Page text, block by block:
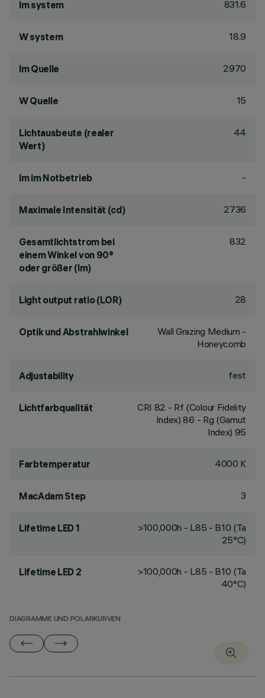
lm system 831.6
W system 18.9
lm Quelle 2970
W Quelle 15
Lichtausbeute (realer
Wert)
44
lm im Notbetrieb -
Maximale Intensität (cd) 2736
Gesamtlichtstrom bei
einem Winkel von 90°
oder größer (lm)
832
Light output ratio (LOR) 28
Optik und Abstrahlwinkel
Wall Grazing Medium -
Honeycomb
Adjustability fest
Lichtfarbqualität CRI 82 - Rf (Colour Fidelity
Index) 86 - Rg (Gamut
Index) 95
Farbtemperatur 4000 K
MacAdam Step 3
Lifetime LED 1
>100,000h - L85 - B10 (Ta
25°C)
Lifetime LED 2
>100,000h - L85 - B10 (Ta
40°C)
DIAGRAMME UND POLARKURVEN